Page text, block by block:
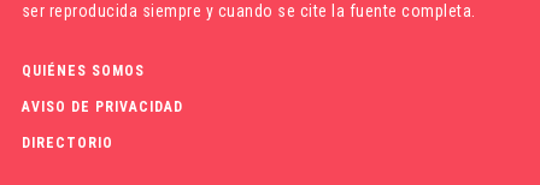
ser reproducida siempre y cuando se cite la fuente completa.
QUIÉNES SOMOS
AVISO DE PRIVACIDAD
DIRECTORIO